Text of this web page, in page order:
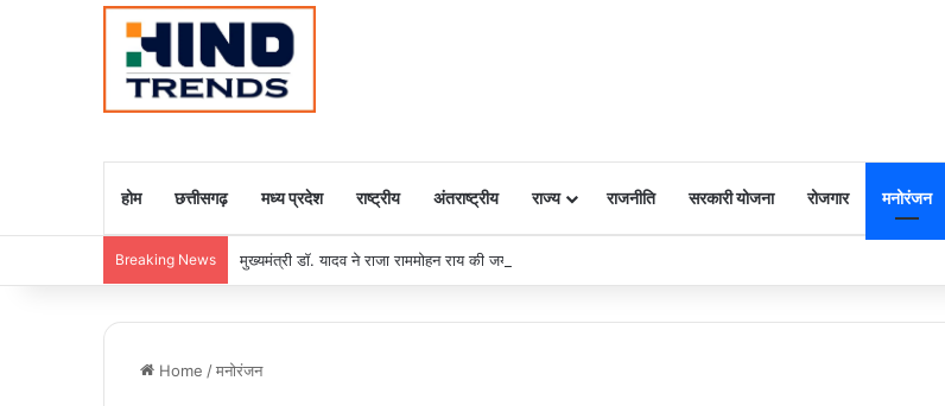
होम छत्तीसगढ़ मध्य प्रदेश राष्ट्रीय अंतराष्ट्रीय राज्य राजनीति सरकारी योजना रोजगार मनोरंजन
Breaking News मुख्यमंत्री डॉ. यादव ने राजा राममोहन राय की जयंती पर किया नमन
Home /मनोरंजन